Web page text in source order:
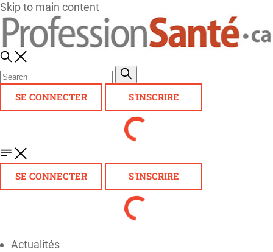
Skip to main content
SE CONNECTER S'INSCRIRE
SE CONNECTER S'INSCRIRE
Actualités